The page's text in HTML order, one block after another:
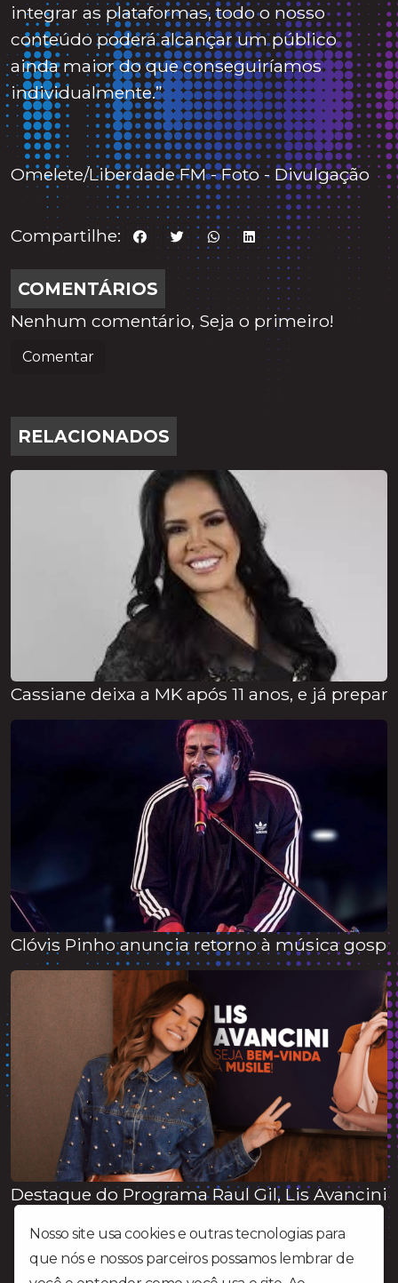
integrar as plataformas, todo o nosso
conteúdo poderá alcançar um público
ainda maior do que conseguiríamos
individualmente.”
Omelete/Liberdade FM - Foto - Divulgação
Compartilhe:
COMENTÁRIOS
Nenhum comentário, Seja o primeiro!
Comentar
RELACIONADOS
Cassiane deixa a MK após 11 anos, e já
Clóvis Pinho anuncia retorno à música
Destaque do Programa Raul Gil, Lis Avancini
Nosso site usa cookies e outras tecnologias para
que nós e nossos parceiros possamos lembrar de